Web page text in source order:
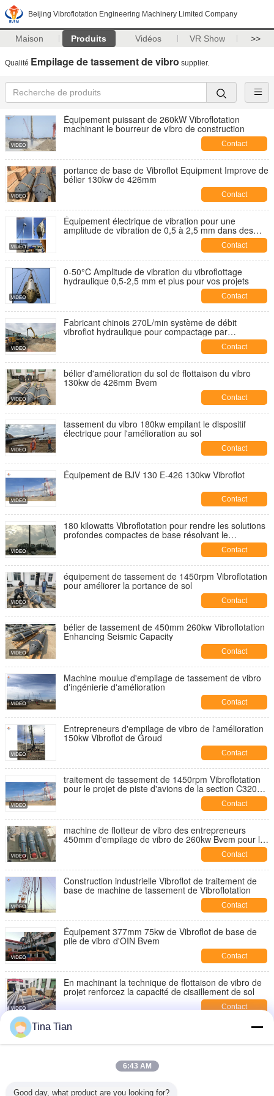
Beijing Vibroflotation Engineering Machinery Limited Company
Maison Produits Vidéos VR Show >>
Qualité Empilage de tassement de vibro supplier.
Équipement puissant de 260kW Vibroflotation
machinant le bourreur de vibro de construction
Contact
portance de base de Vibroflot Equipment Improve de
bélier 130kw de 426mm
Contact
Équipement électrique de vibration pour une
amplitude de vibration de 0,5 à 2,5 mm dans des
Contact
0-50°C Amplitude de vibration du vibroflottage
hydraulique 0,5-2,5 mm et plus pour vos projets
Contact
Fabricant chinois 270L/min système de débit
vibroflot hydraulique pour compactage par
Contact
bélier d'amélioration du sol de flottaison du vibro
130kw de 426mm Bvem
Contact
tassement du vibro 180kw empilant le dispositif
électrique pour l'amélioration au sol
Contact
Équipement de BJV 130 E-426 130kw Vibroflot
Contact
180 kilowatts Vibroflotation pour rendre les solutions
profondes compactes de base résolvant le
Contact
équipement de tassement de 1450rpm Vibroflotation
pour améliorer la portance de sol
Contact
bélier de tassement de 450mm 260kw Vibroflotation
Enhancing Seismic Capacity
Contact
Machine moulue d'empilage de tassement de vibro
d'ingénierie d'amélioration
Contact
Entrepreneurs d'empilage de vibro de l'amélioration
150kw Vibroflot de Groud
Contact
traitement de tassement de 1450rpm Vibroflotation
pour le projet de piste d'avions de la section C3206
Contact
machine de flotteur de vibro des entrepreneurs
450mm d'empilage de vibro de 260kw Bvem pour le
Contact
Construction industrielle Vibroflot de traitement de
base de machine de tassement de Vibroflotation
Contact
Équipement 377mm 75kw de Vibroflot de base de
pile de vibro d'OIN Bvem
Contact
En machinant la technique de flottaison de vibro de
projet renforcez la capacité de cisaillement de sol
Contact
Base de pile de vibro du moteur BJV180E-377
conduisant la machine
Tina Tian
6:43 AM
Good day, what product are you looking for?